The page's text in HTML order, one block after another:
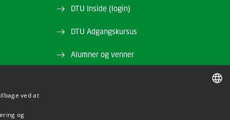
DTU Inside (login)
DTU Adgangskursus
Alumner og venner
ved at
og